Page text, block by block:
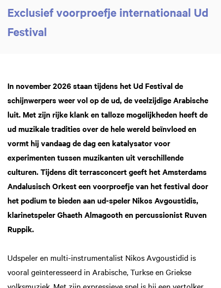
Exclusief voorproefje internationaal Ud
Festival
In november 2026 staan tijdens het Ud Festival de
schijnwerpers weer vol op de ud, de veelzijdige Arabische
luit. Met zijn rijke klank en talloze mogelijkheden heeft de
ud muzikale tradities over de hele wereld beïnvloed en
vormt hij vandaag de dag een katalysator voor
experimenten tussen muzikanten uit verschillende
culturen. Tijdens dit terrasconcert geeft het Amsterdams
Andalusisch Orkest een voorproefje van het festival door
het podium te bieden aan ud-speler Nikos Avgoustidis,
klarinetspeler Ghaeth Almagooth en percussionist Ruven
Ruppik.
Udspeler en multi-instrumentalist Nikos Avgoustidid is
vooral geïnteresseerd in Arabische, Turkse en Griekse